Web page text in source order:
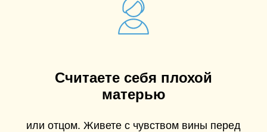
Считаете себя плохой
матерью
или отцом. Живете с чувством вины перед